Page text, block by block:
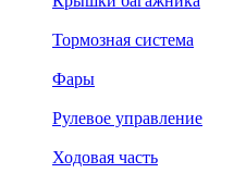
Тормозная система
Фары
Рулевое управление
Ходовая часть